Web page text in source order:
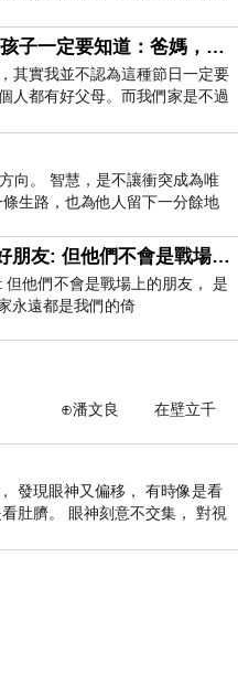
「好讚的圖^^感覺大家
出生即欠債？孩子一定要知道：爸媽，其實我不欠你們
其實我並不認為這種節日一定要
人都有好父母。而我們家是不過
麼儀式感，生活趨近冷
向。 智慧，是不讓衝突成為唯
生路，也為他人留下一分餘地
我們在國外留學時會結交一些好朋友: 但他們不會是戰場上的朋友
他們不會是戰場上的朋友， 是
永遠都是我們的倚
壁立千
發現眼神又偏移， 有時像是看
肚臍。 眼神刻意不交集， 對視
很難不